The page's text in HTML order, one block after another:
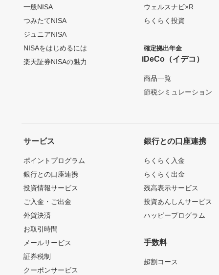
一般NISA
つみたてNISA
ジュニアNISA
NISAをはじめるには
楽天証券NISAの魅力
ウェルスナビ×R
らくらく投資
確定拠出年金
iDeCo（イデコ）
商品一覧
節税シミュレーション
サービス
ポイントプログラム
銀行との口座連携
投資情報サービス
ご入金・ご出金
外貨決済
お取引時間
メールサービス
証券税制
クーポンサービス
銀行との口座連携
らくらく入金
らくらく出金
残高表示サービス
投資あんしんサービス
ハッピープログラム
手数料
超割コース